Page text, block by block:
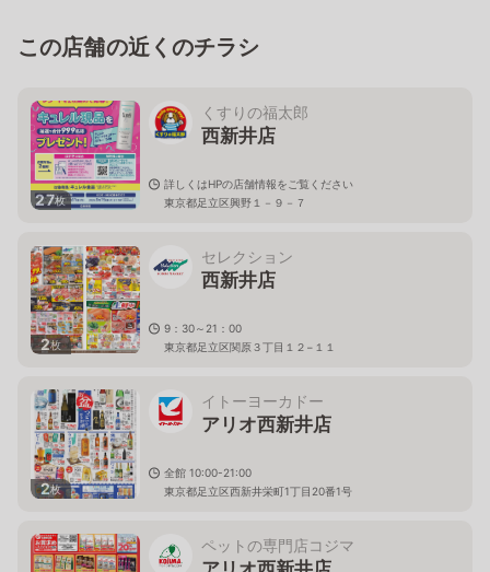
この店舗の近くのチラシ
27枚
くすりの福太郎
西新井店
詳しくはHPの店舗情報をご覧ください
東京都足立区興野１－９－７
2枚
セレクション
西新井店
9：30～21：00
東京都足立区関原３丁目１２−１１
2枚
イトーヨーカドー
アリオ西新井店
全館 10:00-21:00
東京都足立区西新井栄町1丁目20番1号
ペットの専門店コジマ